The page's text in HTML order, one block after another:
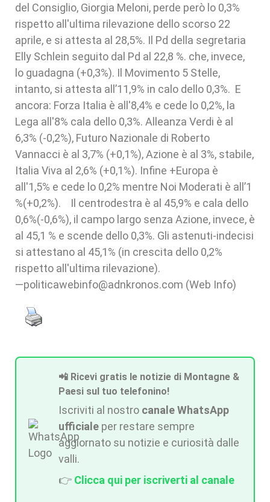
del Consiglio, Giorgia Meloni, perde però lo 0,3%
rispetto all'ultima rilevazione dello scorso 22
aprile, e si attesta al 28,5%. Il Pd della segretaria
Elly Schlein seguito dal Pd al 22,8 %. che, invece,
lo guadagna (+0,3%). Il Movimento 5 Stelle,
intanto, si attesta all’11,9% in calo dello 0,3%. E
ancora: Forza Italia è all'8,4% e cede lo 0,2%, la
Lega all'8% cala dello 0,3%. Alleanza Verdi è al
6,3% (-0,2%), Futuro Nazionale di Roberto
Vannacci è al 3,7% (+0,1%), Azione è al 3%, stabile,
Italia Viva al 2,6% (+0,1%). Infine +Europa è
all'1,5% e cede lo 0,2% mentre Noi Moderati è all’1
%(+0,2%). Il centrodestra è al 45,9% e cala dello
0,6%(-0,6%), il campo largo senza Azione, invece, è
al 45,1 % e scende dello 0,3%. Gli astenuti-indecisi
si attestano al 45,1% (in crescita dello 0,2%
rispetto all'ultima rilevazione).
—politicawebinfo@adnkronos.com (Web Info)
📲 Ricevi gratis le notizie di Montagne &
Paesi sul tuo telefonino!
Iscriviti al nostro canale WhatsApp
ufficiale per restare sempre
aggiornato su notizie e curiosità dalle
valli.
👉 Clicca qui per iscriverti al canale